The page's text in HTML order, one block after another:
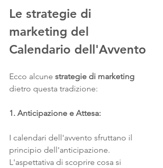
Le strategie di
marketing del
Calendario dell'Avvento
Ecco alcune strategie di marketing
dietro questa tradizione:
1. Anticipazione e Attesa:
I calendari dell'avvento sfruttano il
principio dell'anticipazione.
L'aspettativa di scoprire cosa si